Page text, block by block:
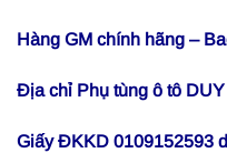
Hàng GM chính hãng –
Địa chỉ Phụ tùng ô tô
Giấy ĐKKD 0109152593